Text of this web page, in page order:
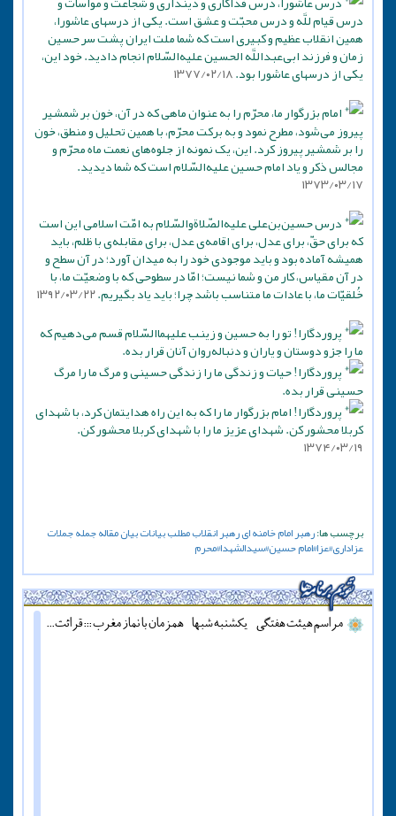
درس قیام للَّه و درس محبّت و عشق است. یکی از درسهای عاشورا،
همین انقلاب عظیم و کبیری است که شما ملت ایران پشت سر حسین
زمان و فرزند ابی‌عبداللَّه الحسین علیه‌السّلام انجام دادید. خود این،
یکی از درسهای عاشورا بود.۱۳۷۷/۰۲/۱۸
امام بزرگوار ما، محرّم را به عنوان ماهی که در آن، خون بر شمشیر
پیروز می‌شود، مطرح نمود و به برکت محرّم، با همین تحلیل و منطق، خون
را بر شمشیر پیروز کرد. این، یک نمونه از جلوه‌های نعمت ماه محرّم و
مجالس ذکر و یاد امام حسین علیه‌السّلام است که شما دیدید.
۱۳۷۳/۰۳/۱۷
درس حسین‌بن‌علی علیه‌الصّلاةوالسّلام به امّت اسلامی این است
که برای حقّ، برای عدل، برای اقامه‌ی عدل، برای مقابله‌ی با ظلم، باید
همیشه آماده بود و باید موجودی خود را به میدان آورد؛ در آن سطح و
در آن مقیاس، کار من و شما نیست؛ امّا در سطوحی که با وضعیّت ما، با
خُلقیّات ما، با عادات ما متناسب باشد چرا؛ باید یاد بگیریم.۱۳۹۲/۰۳/۲۲
پروردگارا! تو را به حسین و زینب علیهماالسّلام قسم می‌دهیم که
ما را جزو دوستان و یاران و دنباله‌روان آنان قرار بده.
پروردگارا! حیات و زندگی ما را زندگی حسینی و مرگ ما را مرگ
حسینی قرار بده.
پروردگارا! امام بزرگوار ما را که به این راه هدایتمان کرد، با شهدای
کربلا محشور کن. شهدای عزیز ما را با شهدای کربلا محشور کن.
۱۳۷۴/۰۳/۱۹
برچسب ها:رهبرامام خامنه ایرهبر انقلابمطلببیاناتبیانمقالهجملهجملات
عزاداری#عزا#امام حسین#سیدالشهدا#محرم
مراسم هیئت هفتگی - یکشنبه شبها - همزمان با نماز مغرب ::: قرائت دعای آل یاسین - پنج شنبه ها قبل از اذان مغرب ::: همه روزه نماز جماعت مغرب و عشاء برگزار میشود